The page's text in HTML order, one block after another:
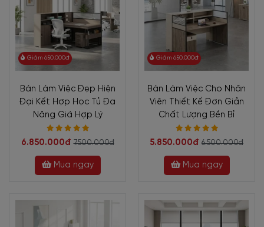
Giảm 650.000đ
Bàn Làm Việc Đẹp Hiện
Đại Kết Hợp Học Tủ Đa
Năng Giá Hợp Lý
6.850.000đ 7.500.000đ
Mua ngay
Giảm 650.000đ
Bàn Làm Việc Cho Nhân
Viên Thiết Kế Đơn Giản
Chất Lượng Bền Bỉ
5.850.000đ 6.500.000đ
Mua ngay